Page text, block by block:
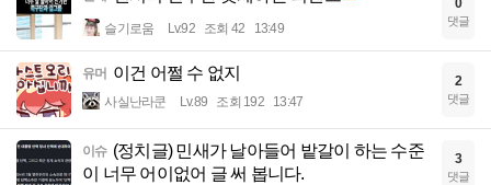
슬기로움 Lv.92 조회 42 13:49
0
댓글
유머 이건 어쩔 수 없지
사실난라쿤 Lv.89 조회 192 13:47
2
댓글
이슈 (정치글) 민새가 날아들어 밭갈이 하는 수준
이 너무 어이없어 글 써 봅니다.
3
댓글